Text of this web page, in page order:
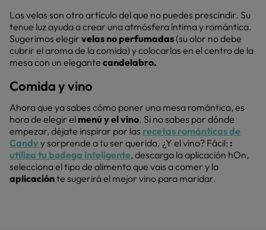
Las velas son otro artículo del que no puedes prescindir. Su
tenue luz ayuda a crear una atmósfera íntima y romántica.
Sugerimos elegir velas no perfumadas (su olor no debe
cubrir el aroma de la comida) y colocarlas en el centro de la
mesa con un elegante candelabro.
Comida y vino
Ahora que ya sabes cómo poner una mesa romántica, es
hora de elegir el menú y el vino. Si no sabes por dónde
empezar, déjate inspirar por las recetas románticas de
Candy y sorprende a tu ser querido. ¿Y el vino? Fácil: :
utiliza tu bodega inteligente, descarga la aplicación hOn,
selecciona el tipo de alimento que vais a comer y la
aplicaciónte sugerirá el mejor vino para maridar.